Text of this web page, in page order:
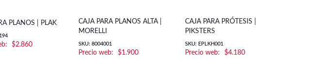
PLANOS | PLAK
$2.860
CAJA PARA PLANOS ALTA |
MORELLI
SKU: 8004001
$1.900
CAJA PARA PRÓTESIS |
PIKSTERS
SKU: EPLKH001
$4.180